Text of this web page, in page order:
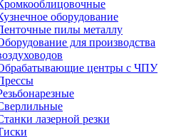
оборудование
пилы металлу
для производства
центры с ЧПУ
лазерной резки